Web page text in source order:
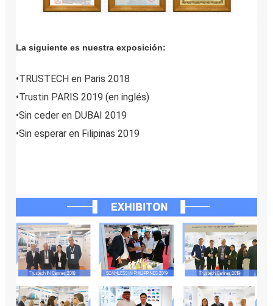
La siguiente es nuestra exposición:
•TRUSTECH en Paris 2018
•Trustin PARIS 2019 (en inglés)
•Sin ceder en DUBAI 2019
•Sin esperar en Filipinas 2019